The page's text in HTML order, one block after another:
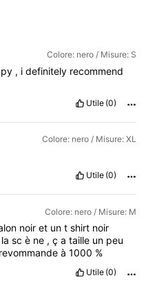
Colore: nero / Misure: S
, idefinitely recommend
Utile (0)
Colore: nero / Misure: XL
Utile (0)
Colore: nero / Misure: M
noiret untshirt noir
lascè ne ,çataille un peu
revommandeà1000 %
Utile (0)